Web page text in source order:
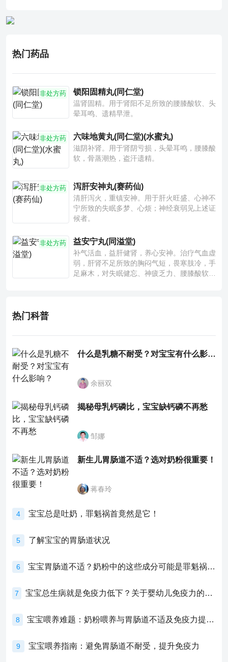
热门药品
非处方药 锁阳固精丸(同仁堂)
温肾固精。用于肾阳不足所致的腰膝酸软、头
晕耳鸣、遗精早泄。
非处方药 六味地黄丸(同仁堂)(水蜜丸)
滋阴补肾。用于肾阴亏损，头晕耳鸣，腰膝酸
软，骨蒸潮热，盗汗遗精。
非处方药 泻肝安神丸(赛药仙)
清肝泻火，重镇安神。用于肝火旺盛、心神不
宁所致的失眠多梦、心烦；神经衰弱见上述证
候者。
非处方药 益安宁丸(同溢堂)
补气活血，益肝健肾，养心安神。治疗气血虚
弱，肝肾不足所致的胸闷气短，畏寒肢冷，手
足麻木，对失眠健忘、神疲乏力、腰膝酸软也
热门科普
什么是乳糖不耐受？对宝宝有什么影响？
余丽双
揭秘母乳钙磷比，宝宝缺钙磷不再愁
邹娜
新生儿胃肠道不适？选对奶粉很重要！
蒋春玲
4 宝宝总是吐奶，罪魁祸首竟然是它！
5 了解宝宝的胃肠道状况
6 宝宝胃肠道不适？奶粉中的这些成分可能是罪魁祸首！
7 宝宝总生病就是免疫力低下？关于婴幼儿免疫力的真相，家长必须了解！
8 宝宝喂养难题：奶粉喂养与胃肠道不适及免疫力提升的奥秘
9 宝宝喂养指南：避免胃肠道不耐受，提升免疫力